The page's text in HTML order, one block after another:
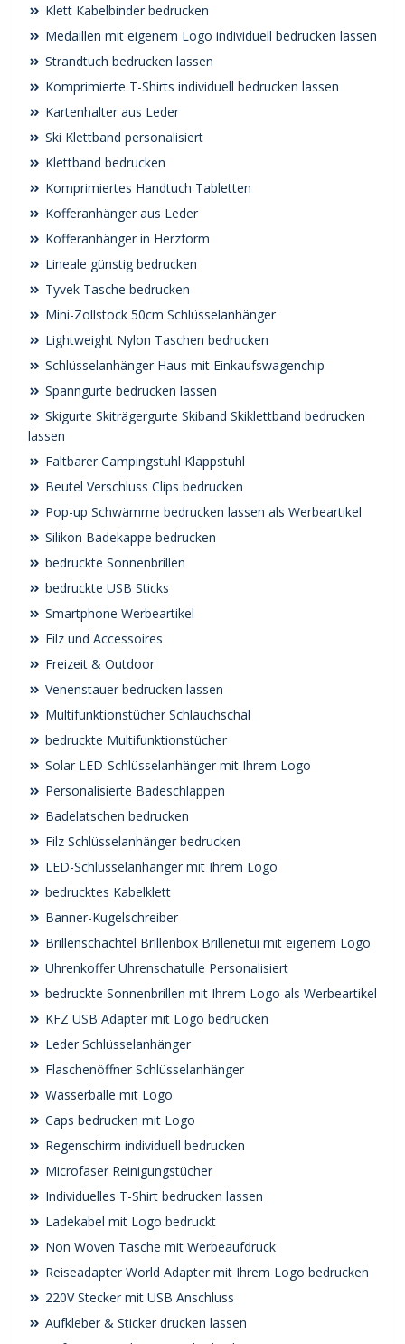
Klett Kabelbinder bedrucken
Medaillen mit eigenem Logo individuell bedrucken lassen
Strandtuch bedrucken lassen
Komprimierte T-Shirts individuell bedrucken lassen
Kartenhalter aus Leder
Ski Klettband personalisiert
Klettband bedrucken
Komprimiertes Handtuch Tabletten
Kofferanhänger aus Leder
Kofferanhänger in Herzform
Lineale günstig bedrucken
Tyvek Tasche bedrucken
Mini-Zollstock 50cm Schlüsselanhänger
Lightweight Nylon Taschen bedrucken
Schlüsselanhänger Haus mit Einkaufswagenchip
Spanngurte bedrucken lassen
Skigurte Skiträgergurte Skiband Skiklettband bedrucken
lassen
Faltbarer Campingstuhl Klappstuhl
Beutel Verschluss Clips bedrucken
Pop-up Schwämme bedrucken lassen als Werbeartikel
Silikon Badekappe bedrucken
bedruckte Sonnenbrillen
bedruckte USB Sticks
Smartphone Werbeartikel
Filz und Accessoires
Freizeit & Outdoor
Venenstauer bedrucken lassen
Multifunktionstücher Schlauchschal
bedruckte Multifunktionstücher
Solar LED-Schlüsselanhänger mit Ihrem Logo
Personalisierte Badeschlappen
Badelatschen bedrucken
Filz Schlüsselanhänger bedrucken
LED-Schlüsselanhänger mit Ihrem Logo
bedrucktes Kabelklett
Banner-Kugelschreiber
Brillenschachtel Brillenbox Brillenetui mit eigenem Logo
Uhrenkoffer Uhrenschatulle Personalisiert
bedruckte Sonnenbrillen mit Ihrem Logo als Werbeartikel
KFZ USB Adapter mit Logo bedrucken
Leder Schlüsselanhänger
Flaschenöffner Schlüsselanhänger
Wasserbälle mit Logo
Caps bedrucken mit Logo
Regenschirm individuell bedrucken
Microfaser Reinigungstücher
Individuelles T-Shirt bedrucken lassen
Ladekabel mit Logo bedruckt
Non Woven Tasche mit Werbeaufdruck
Reiseadapter World Adapter mit Ihrem Logo bedrucken
220V Stecker mit USB Anschluss
Aufkleber & Sticker drucken lassen